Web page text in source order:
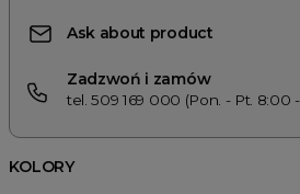
Ask about product
Zadzwoń i zamów
tel. 509 169 000 (Pon. - Pt. 8:00
KOLORY